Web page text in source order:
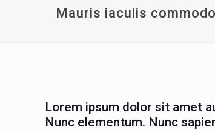
Mauris iaculis
Lorem ipsum dolor sit amet
Nunc elementum. Nunc